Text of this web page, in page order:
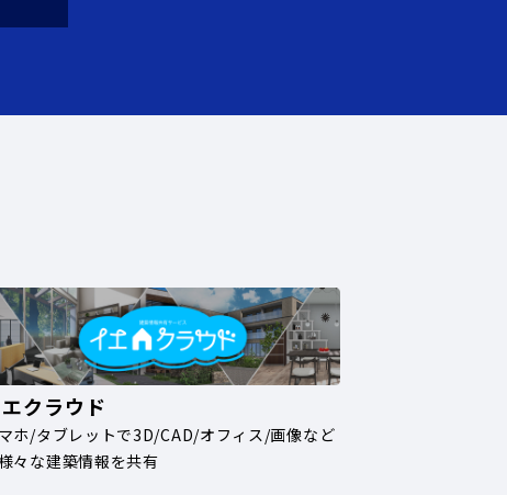
クラウド
ホ/タブレットで3D/CAD/オフィス/画像など
々な建築情報を共有